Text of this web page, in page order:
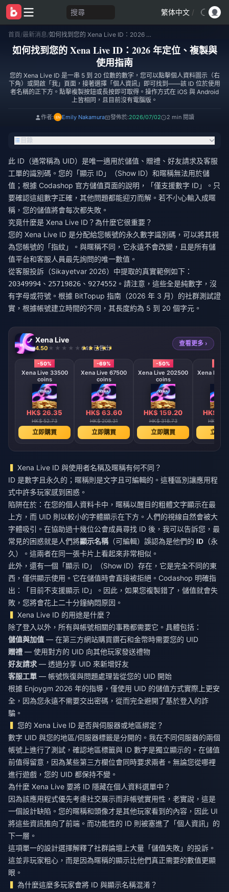
搜尋 繁体中文 /
首頁/最新消息/ 如何找到您的 Xena Live ID：2026 年定位、複製與使用指南
如何找到您的 Xena Live ID：2026 年定位、複製與
使用指南
您的 Xena Live ID 是一串 5 到 20 位數的數字，您可以點擊個人資料圖示（右
下角）或開啟「我」頁面，接著選擇「個人資訊」即可找到——該 ID 位於使用
者名稱的正下方。點擊複製按鈕或長按即可取得。操作方式在 iOS 與 Android
上皆相同，且目前沒有電腦版。
作者: Emily Nakamura 發佈於:2026/07/02 2 min 閱讀
目錄
此 ID（通常稱為 UID）是唯一適用於儲值、贈禮、好友請求及客服
工單的識別碼。您的「顯示 ID」（Show ID）和暱稱無法用於儲
值；根據 Codashop 官方儲值頁面的說明，「僅支援數字 ID」。只
要確認這組數字正確，其他問題都能迎刃而解。若不小心輸入成暱
稱，您的儲值將會每次都失敗。
究竟什麼是 Xena Live ID？為什麼它很重要？
您的 Xena Live ID 是分配給您帳號的永久數字識別碼，可以將其視
為您帳號的「指紋」。與暱稱不同，它永遠不會改變，且是所有儲
值平台和客服人員最先詢問的唯一數值。
從客服投訴（Sikayetvar 2026）中提取的真實範例如下：
20349994 、 25719826 、 9274552 。請注意，這些全是純數字，沒
有字母或符號。根據 BitTopup 指南（2026 年 3 月）的社群測試證
實，根據帳號建立時間的不同，其長度約為 5 到 20 個字元。
Xena Live
4.50 648 已售出
查看更多 ›
-50%
Xena Live 33500
coins
HK$ 26.35
HK$ 52.73
立即購買
-69%
Xena Live 67500
coins
HK$ 63.60
HK$ 208.31
立即購買
-50%
Xena Live 202500
coins
HK$ 159.20
HK$ 318.73
立即購買
Xena Live
HK$
HK$
立即
Xena Live ID 與使用者名稱及暱稱有何不同？
ID 是數字且永久的；暱稱則是文字且可編輯的。這種區別讓應用程
式中許多玩家感到困惑。
陷阱在於：在您的個人資料卡中，暱稱以醒目的粗體文字顯示在最
上方，而 UID 則以較小的字體顯示在下方。人們的視線自然會被大
字體吸引。在協助過十幾位公會成員尋找 ID 後，我可以告訴您，最
常見的困惑就是人們將顯示名稱（可編輯）誤認為是他們的 ID （永
久）。這兩者在同一張卡片上看起來非常相似。
此外，還有一個「顯示 ID」（Show ID）存在，它是完全不同的東
西，僅供顯示使用。它在儲值時會直接被拒絕。Codashop 明確指
出：「目前不支援顯示 ID」。因此，如果您複製錯了，儲值就會失
敗，您將會花上二十分鐘納悶原因。
Xena Live ID 的用途是什麼？
除了登入以外，所有與帳號相關的事務都需要它。具體包括：
儲值與加值 — 在第三方網站購買鑽石和金幣時需要您的 UID
贈禮 — 使用對方的 UID 向其他玩家發送禮物
好友請求 — 透過分享 UID 來新增好友
客服工單 — 帳號恢復與問題處理皆從您的 UID 開始
根據 Enjoygm 2026 年的指導，僅使用 UID 的儲值方式實際上更安
全，因為您永遠不需要交出密碼，從而完全避開了基於登入的詐
騙。
您的 Xena Live ID 是否與伺服器或地區綁定？
數字 UID 與您的地區/伺服器標籤是分開的。我在不同伺服器的兩個
帳號上進行了測試，確認地區標籤與 ID 數字是獨立顯示的。在儲值
前值得留意，因為某些第三方欄位會同時要求兩者。無論您從哪裡
進行遊戲，您的 UID 都保持不變。
為什麼 Xena Live 要將 ID 隱藏在個人資料選單中？
因為該應用程式優先考慮社交展示而非帳號實用性，老實說，這是
一個設計缺陷。您的暱稱和頭像才是其他玩家看到的內容，因此 UI
將這些資訊推向了前端。而功能性的 ID 則被塞進了「個人資訊」的
下一層。
這項單一的設計選擇解釋了社群論壇上大量「儲值失敗」的投訴。
這並非玩家粗心，而是因為暱稱的顯示比他們真正需要的數值更顯
眼。
為什麼這麼多玩家會將 ID 與顯示名稱混淆？